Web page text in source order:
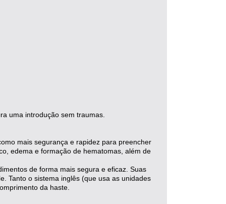
uma introdução sem traumas.
mais segurança e rapidez para preencher
edema e formação de hematomas, além de
de forma mais segura e eficaz. Suas
Tanto o sistema inglês (que usa as unidades
da haste.